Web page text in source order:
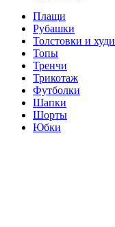
Плащи
Рубашки
Толстовки и худи
Топы
Тренчи
Трикотаж
Футболки
Шапки
Шорты
Юбки